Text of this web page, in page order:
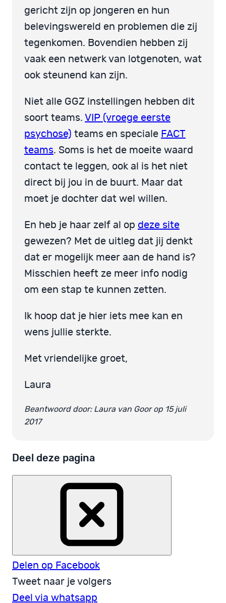
gericht zijn op jongeren en hun
belevingswereld en problemen die zij
tegenkomen. Bovendien hebben zij
vaak een netwerk van lotgenoten, wat
ook steunend kan zijn.
Niet alle GGZ instellingen hebben dit
soort teams. VIP (vroege eerste
psychose) teams en speciale FACT
teams. Soms is het de moeite waard
contact te leggen, ook al is het niet
direct bij jou in de buurt. Maar dat
moet je dochter dat wel willen.
En heb je haar zelf al op deze site
gewezen? Met de uitleg dat jij denkt
dat er mogelijk meer aan de hand is?
Misschien heeft ze meer info nodig
om een stap te kunnen zetten.
Ik hoop dat je hier iets mee kan en
wens jullie sterkte.
Met vriendelijke groet,
Laura
Beantwoord door: Laura van Goor op 15 juli
2017
Deel deze pagina
Delen op Facebook
Tweet naar je volgers
Deel via whatsapp